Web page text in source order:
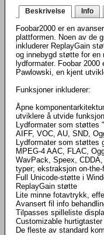
Beskrivelse Info
Foobar2000 er en
plattformen. Noen av de
inkluderer ReplayGain
og innebygd støtte for
lydformater. Foobar
Pawlowski, en kjent
Funksjoner inkluderer:
Åpne
utviklere å utvide
Lydformater som støttes
AIFF, VOC, AU, SND,
Lydformater som støttes
MPEG-4 AAC, FLAC,
WavPack, Speex,
typer; ekstraksjon on-
Full Unicode-støtte i
ReplayGain støtte
Lite minne fotavtrykk,
Avansert fil info
Tilpasses spilleliste
Customizable hurtigtaster
De fleste av standard